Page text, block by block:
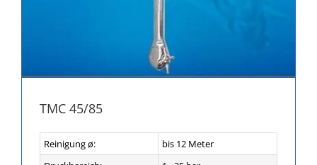
TMC 45/85
Reinigung ø:
bis 12 Meter